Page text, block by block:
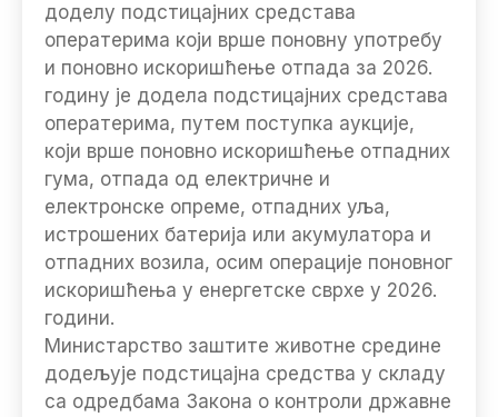
доделу подстицајних средстава
оператерима који врше поновну употребу
и поновно искоришћење отпада за 2026.
годину је додела подстицајних средстава
оператерима, путем поступка аукције,
који врше поновно искоришћење отпадних
гума, отпада од електричне и
електронске опреме, отпадних уља,
истрошених батерија или акумулатора и
отпадних возила, осим операције поновног
искоришћења у енергетске сврхе у 2026.
години.
Министарство заштите животне средине
додељује подстицајна средства у складу
са одредбама Закона о контроли државне